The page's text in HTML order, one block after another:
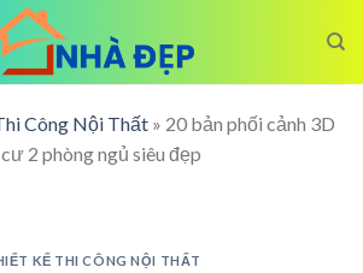
Công Nội Thất » 20 bản phối cảnh 3D
2 phòng ngủ siêu đẹp
KẾ THI CÔNG NỘI THẤT